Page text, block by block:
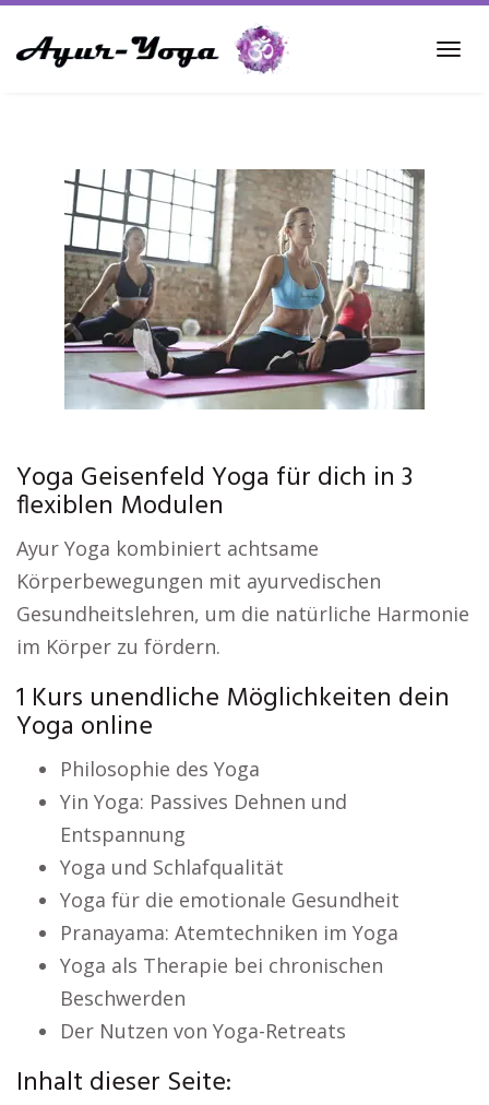
to
Yoga Geisenfeld Yoga für dich in 3
flexiblen Modulen
Ayur Yoga kombiniert achtsame
Körperbewegungen mit ayurvedischen
Gesundheitslehren, um die natürliche Harmonie
im Körper zu fördern.
1 Kurs unendliche Möglichkeiten dein
Yoga online
Philosophie des Yoga
Yin Yoga: Passives Dehnen und
Entspannung
Yoga und Schlafqualität
Yoga für die emotionale Gesundheit
Pranayama: Atemtechniken im Yoga
Yoga als Therapie bei chronischen
Beschwerden
Der Nutzen von Yoga-Retreats
Inhalt dieser Seite: